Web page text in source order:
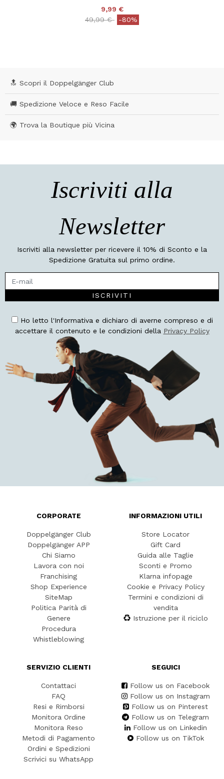
9,99 €
Price reduced from
49,99 €to-80%
🔝 Scopri il Doppelgänger Club
🚚 Spedizione Veloce e Reso Facile
🌍 Trova la Boutique più Vicina
Iscriviti alla
Newsletter
Iscriviti alla newsletter per ricevere il 10% di Sconto e la
Spedizione Gratuita sul primo ordine.
ISCRIVITI
Ho letto l'Informativa e dichiaro di averne compreso e di
accettare il contenuto e le condizioni della Privacy Policy
CORPORATE
Doppelgänger Club
Doppelgänger APP
Chi Siamo
Lavora con noi
Franchising
Shop Experience
SiteMap
Politica Parità di
Genere
Procedura
Whistleblowing
INFORMAZIONI UTILI
Store Locator
Gift Card
Guida alle Taglie
Sconti e Promo
Klarna infopage
Cookie e Privacy Policy
Termini e condizioni di
vendita
Istruzione per il riciclo
SERVIZIO CLIENTI
Contattaci
FAQ
Resi e Rimborsi
Monitora Ordine
Monitora Reso
Metodi di Pagamento
Ordini e Spedizioni
Scrivici su WhatsApp
SEGUICI
Follow us on Facebook
Follow us on Instagram
Follow us on Pinterest
Follow us on Telegram
Follow us on Linkedin
Follow us on TikTok